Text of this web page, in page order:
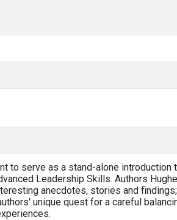
to serve as a stand-alone introduction
Leadership Skills. Authors
anecdotes, stories and
unique quest for a careful